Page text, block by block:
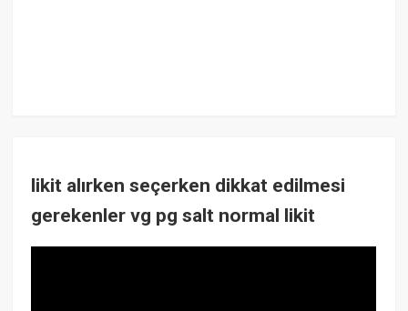
likit alırken seçerken dikkat edilmesi
gerekenler vg pg salt normal likit